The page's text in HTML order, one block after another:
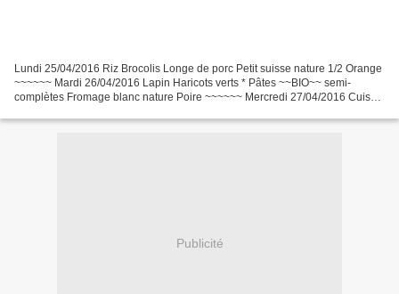
Lundi 25/04/2016 Riz Brocolis Longe de porc Petit suisse nature 1/2 Orange
~~~~~~ Mardi 26/04/2016 Lapin Haricots verts * Pâtes ~~BIO~~ semi-
complètes Fromage blanc nature Poire ~~~~~~ Mercredi 27/04/2016 Cuisse
Publicité